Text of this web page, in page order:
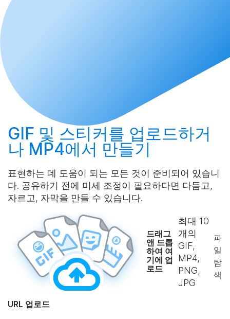
GIF 및 스티커를 업로드하거
나 MP4에서 만들기
표현하는 데 도움이 되는 모든 것이 준비되어 있습니
다. 공유하기 전에 미세 조정이 필요하다면 다듬고,
자르고, 자막을 만들 수 있습니다.
드래그
앤 드롭
하여 여
기에 업
로드
최대 10
개의
GIF,
MP4,
PNG,
JPG
파
일
탐
색
URL 업로드